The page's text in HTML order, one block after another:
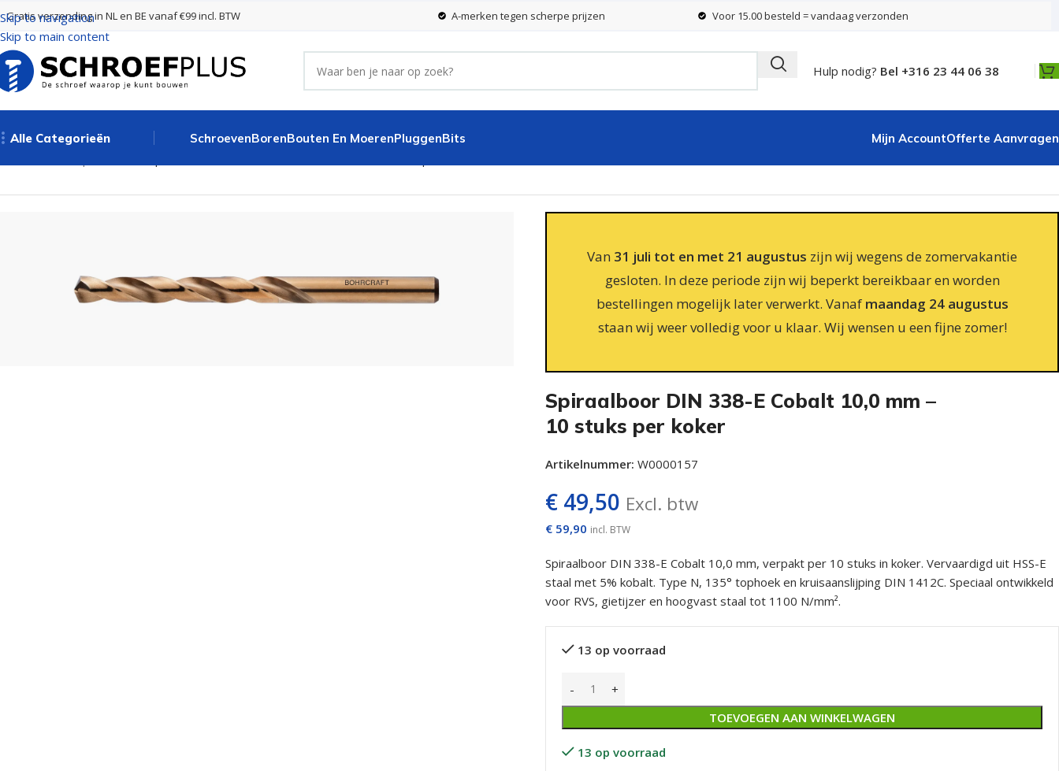
Skip to navigation
Skip to main content
Gratis verzending in NL en BE vanaf €99 incl. BTW A-merken tegen scherpe prijzen Voor 15.00 besteld = vandaag verzonden
Hulp nodig? Bel +316 23 44 06 38
Alle Categorieën SchroevenBorenBouten En MoerenPluggenBits Mijn AccountOfferte Aanvragen
Van 31 juli tot en met 21 augustus zijn wij wegens de zomervakantie
gesloten. In deze periode zijn wij beperkt bereikbaar en worden
bestellingen mogelijk later verwerkt. Vanaf maandag 24 augustus
staan wij weer volledig voor u klaar. Wij wensen u een fijne zomer!
Spiraalboor DIN 338-E Cobalt 10,0 mm –
10 stuks per koker
Artikelnummer: W0000157
€ 49,50 Excl. btw
€ 59,90 incl. BTW
Spiraalboor DIN 338-E Cobalt 10,0 mm, verpakt per 10 stuks in koker. Vervaardigd uit HSS-E
staal met 5% kobalt. Type N, 135° tophoek en kruisaanslijping DIN 1412C. Speciaal ontwikkeld
voor RVS, gietijzer en hoogvast staal tot 1100 N/mm².
13 op voorraad
TOEVOEGEN AAN WINKELWAGEN
13 op voorraad